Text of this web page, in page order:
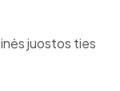
juostos ties